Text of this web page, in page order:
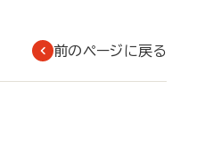
前のページに戻る